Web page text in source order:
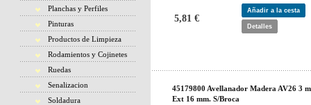
Planchas y Perfiles
Pinturas
Productos de Limpieza
Rodamientos y Cojinetes
Ruedas
Senalizacion
Soldadura
5,81 €
Añadir a la cesta
Detalles
45179800 Avellanador Madera AV26 3
Ext 16 mm. S/Broca